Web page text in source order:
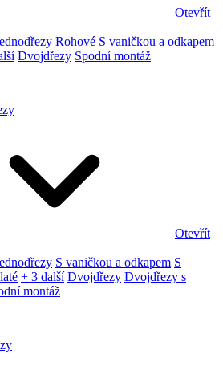
Otevřít
Rohové S vaničkou a odkapem
Dvojdřezy Spodní montáž
Otevřít
S vaničkou a odkapem S
+ 3 další Dvojdřezy Dvojdřezy s
montáž